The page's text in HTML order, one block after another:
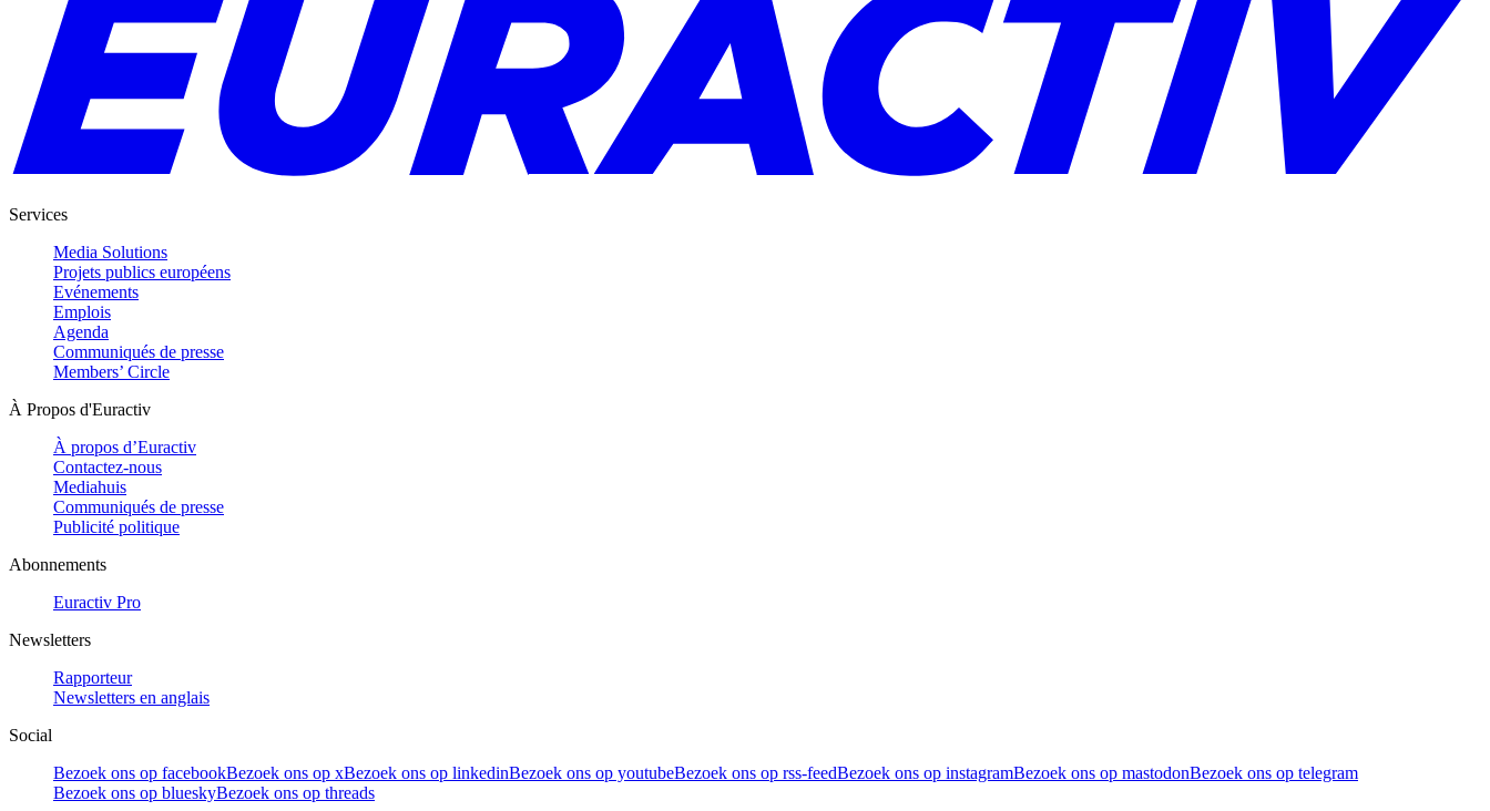
Services
Media Solutions
Projets publics européens
Evénements
Emplois
Agenda
Communiqués de presse
Members’ Circle
À Propos d'Euractiv
À propos d’Euractiv
Contactez-nous
Mediahuis
Communiqués de presse
Publicité politique
Abonnements
Euractiv Pro
Newsletters
Rapporteur
Newsletters en anglais
Social
Bezoek ons op facebookBezoek ons op xBezoek ons op linkedinBezoek ons op youtubeBezoek ons op rss-feedBezoek ons op instagramBezoek ons op mastodonBezoek ons op telegram
Bezoek ons op blueskyBezoek ons op threads